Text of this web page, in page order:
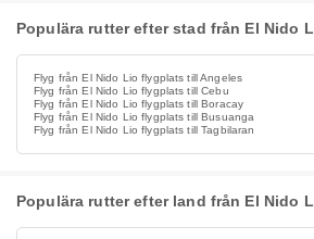
Populära rutter efter stad från El Nido
Flyg från El Nido Lio flygplats till Angeles
Flyg från El Nido Lio flygplats till Cebu
Flyg från El Nido Lio flygplats till Boracay
Flyg från El Nido Lio flygplats till Busuanga
Flyg från El Nido Lio flygplats till Tagbilaran
Populära rutter efter land från El Nido